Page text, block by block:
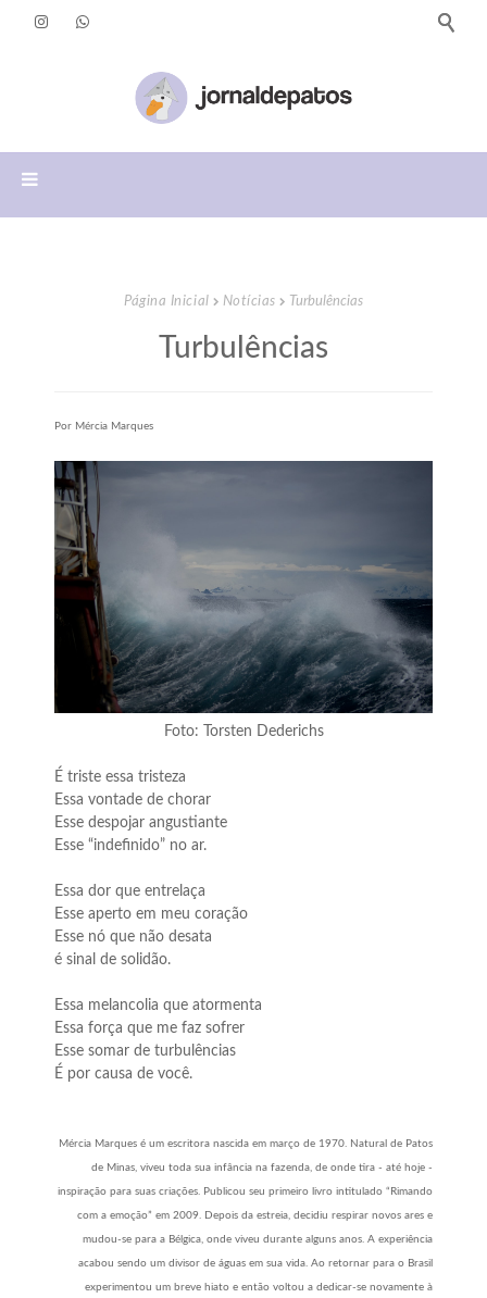
Página Inicial Notícias Turbulências
Turbulências
Por Mércia Marques
Foto: Torsten Dederichs
É triste essa tristeza
Essa vontade de chorar
Esse despojar angustiante
Esse “indefinido” no ar.
Essa dor que entrelaça
Esse aperto em meu coração
Esse nó que não desata
é sinal de solidão.
Essa melancolia que atormenta
Essa força que me faz sofrer
Esse somar de turbulências
É por causa de você.
Mércia Marques é um escritora nascida em março de 1970. Natural de Patos
de Minas, viveu toda sua infância na fazenda, de onde tira - até hoje -
inspiração para suas criações. Publicou seu primeiro livro intitulado “Rimando
com a emoção” em 2009. Depois da estreia, decidiu respirar novos ares e
mudou-se para a Bélgica, onde viveu durante alguns anos. A experiência
acabou sendo um divisor de águas em sua vida. Ao retornar para o Brasil
experimentou um breve hiato e então voltou a dedicar-se novamente à